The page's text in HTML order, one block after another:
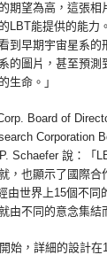
期望為高，這張相
LBT能提供的能力
到早期宇宙星系的
的圖片，甚至預測
生命。」
Board of
Corporation
Schaefer 說：「
，也顯示了國際合
由世界上15個不同
由不同的意念集結
始，詳細的設計在